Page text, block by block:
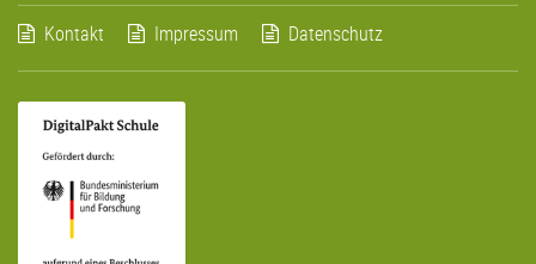
Kontakt Impressum Datenschutz